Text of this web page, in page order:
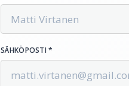
SÄHKÖPOSTI *